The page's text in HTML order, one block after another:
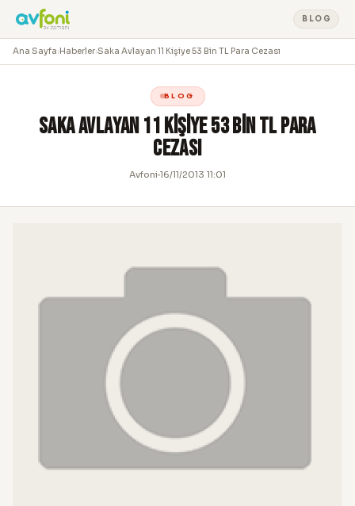
BLOG
Ana Sayfa›Haberler›Saka Avlayan 11 Kişiye 53 Bin TL Para Cezası
BLOG
Saka Avlayan 11 Kişiye 53 Bin TL Para
Cezası
Avfoni 16/11/2013 11:01